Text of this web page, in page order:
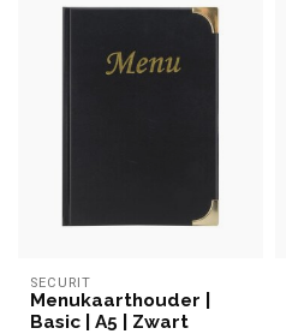
SECURIT
Menukaarthouder |
Basic | A5 | Zwart